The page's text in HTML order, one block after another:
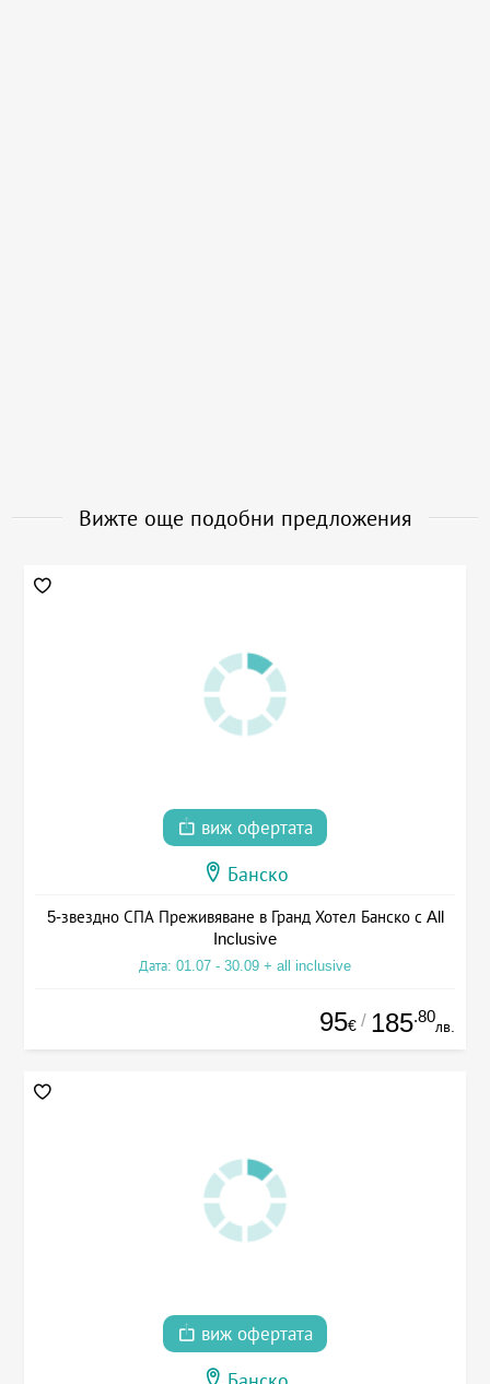
Вижте още подобни предложения
виж офертата
Банско
5-звездно СПА Преживяване в Гранд Хотел Банско с All
Inclusive
Дата: 01.07 - 30.09 + all inclusive
95€ / 185.80
лв.
виж офертата